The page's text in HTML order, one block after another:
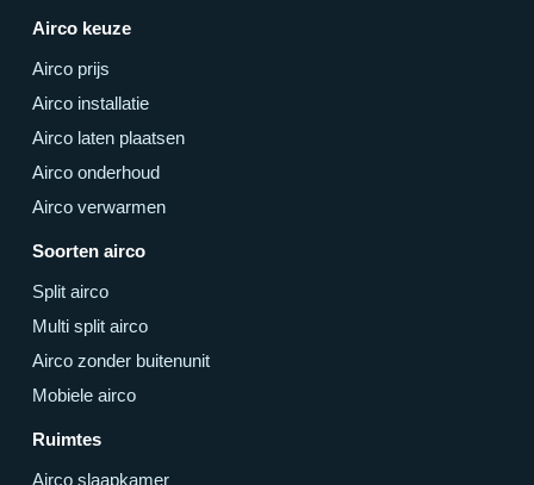
Airco keuze
Airco prijs
Airco installatie
Airco laten plaatsen
Airco onderhoud
Airco verwarmen
Soorten airco
Split airco
Multi split airco
Airco zonder buitenunit
Mobiele airco
Ruimtes
Airco slaapkamer